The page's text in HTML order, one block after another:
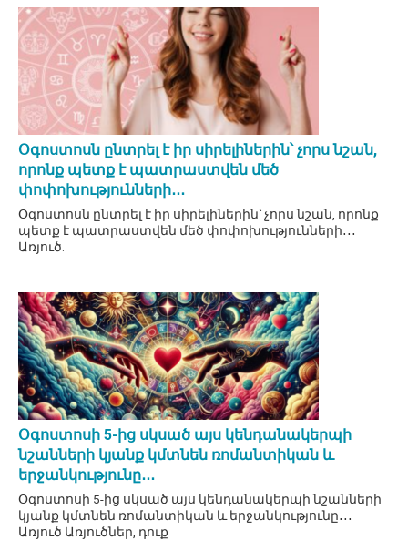
Օգոստոսն ընտրել է իր սիրելիներին՝ չորս նշան,
որոնք պետք է պատրաստվեն մեծ
փոփոխությունների․․․
Օգոստոսն ընտրել է իր սիրելիներին՝ չորս նշան, որոնք
պետք է պատրաստվեն մեծ փոփոխությունների․․․
Առյուծ.
Օգոստոսի 5-ից սկսած այս կենդանակերպի
նշանների կյանք կմտնեն ռոմանտիկան և
երջանկությունը․․․
Օգոստոսի 5-ից սկսած այս կենդանակերպի նշանների
կյանք կմտնեն ռոմանտիկան և երջանկությունը․․․
Առյուծ Առյուծներ, դուք